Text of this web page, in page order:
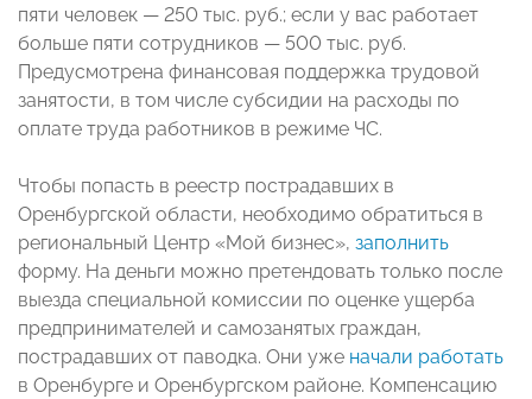
пяти человек — 250 тыс. руб.; если у вас работает
больше пяти сотрудников — 500 тыс. руб.
Предусмотрена финансовая поддержка трудовой
занятости, в том числе субсидии на расходы по
оплате труда работников в режиме ЧС.
Чтобы попасть в реестр пострадавших в
Оренбургской области, необходимо обратиться в
региональный Центр «Мой бизнес», заполнить
форму. На деньги можно претендовать только после
выезда специальной комиссии по оценке ущерба
предпринимателей и самозанятых граждан,
пострадавших от паводка. Они уже начали работать
в Оренбурге и Оренбургском районе. Компенсацию